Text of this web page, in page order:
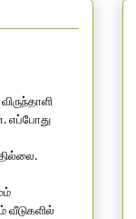
எப்போது
வீடுகளில்